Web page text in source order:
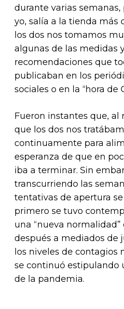
durante varias
yo, salía a la tienda más
los dos nos tomamos
algunas de las medidas
recomendaciones que
publicaban en los
sociales o en la “hora de
Fueron instantes que, al
que los dos nos
continuamente para
esperanza de que en
iba a terminar. Sin
transcurriendo las
tentativas de apertura
primero se tuvo
una “nueva normalidad”
después a mediados de
los niveles de contagios
se continuó estipulando
de la pandemia.